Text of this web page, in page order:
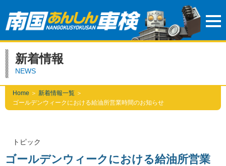
新着情報
NEWS
Home ＞ 新着情報一覧 ＞
ゴールデンウィークにおける給油所営業時間のお知らせ
トピック
ゴールデンウィークにおける給油所営業